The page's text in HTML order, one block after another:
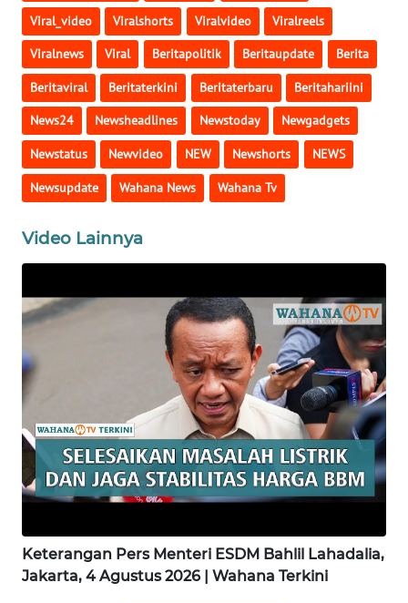
Viral_video Viralshorts Viralvideo Viralreels
Viralnews Viral Beritapolitik Beritaupdate Berita
Beritaviral Beritaterkini Beritaterbaru Beritahariini
News24 Newsheadlines Newstoday Newgadgets
Newstatus Newvideo NEW Newshorts NEWS
Newsupdate Wahana News Wahana Tv
Video Lainnya
Keterangan Pers Menteri ESDM Bahlil Lahadalia,
Jakarta, 4 Agustus 2026 | Wahana Terkini
WN
NIAS
WN
LANGKAT
TAPANULI
WN
LESUNG
WN
SIMALUNGUN
WN
LABUHANBATU
WN
TAPANULI